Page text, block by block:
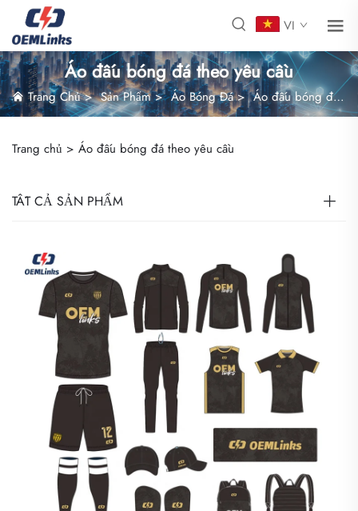
VI
Áo đấu bóng đá theo yêu cầu
Trang Chủ>Sản Phẩm>Áo Bóng Đá>Áo đấu bóng đá theo yêu cầu
Trang chủ > Áo đấu bóng đá theo yêu cầu
TẤT CẢ SẢN PHẨM